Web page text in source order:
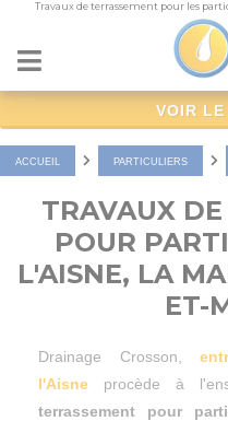
Travaux de terrassement pour les
VOIR LE
ACCUEIL PARTICULIERS
TRAVAUX
POUR
L'AISNE, LA
ET-
Drainage Crosson,
l'Aisne procède à
terrassement pour
Panneau de gestion des cookies